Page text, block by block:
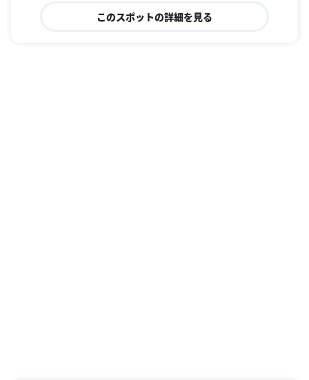
このスポットの詳細を見る